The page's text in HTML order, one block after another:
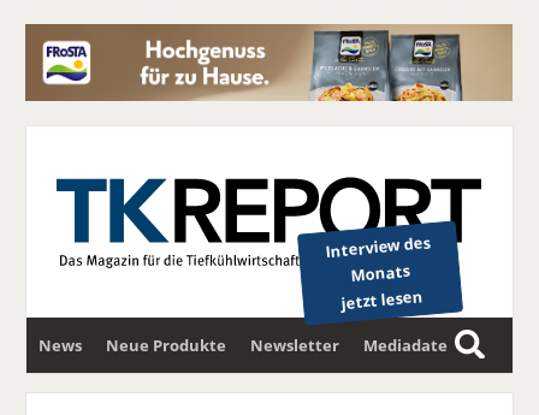
Interview des
Monats
jetzt lesen
News Neue Produkte Newsletter Mediadaten
S
u